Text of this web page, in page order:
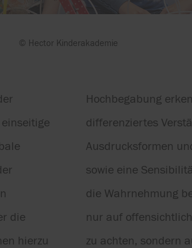
© Hector Kinderakademie
die
hierzu
Hochbegabung
differenziertes
Ausdrucksformen
sowie eine
die Wahrnehmung
nur auf
zu achten, sondern